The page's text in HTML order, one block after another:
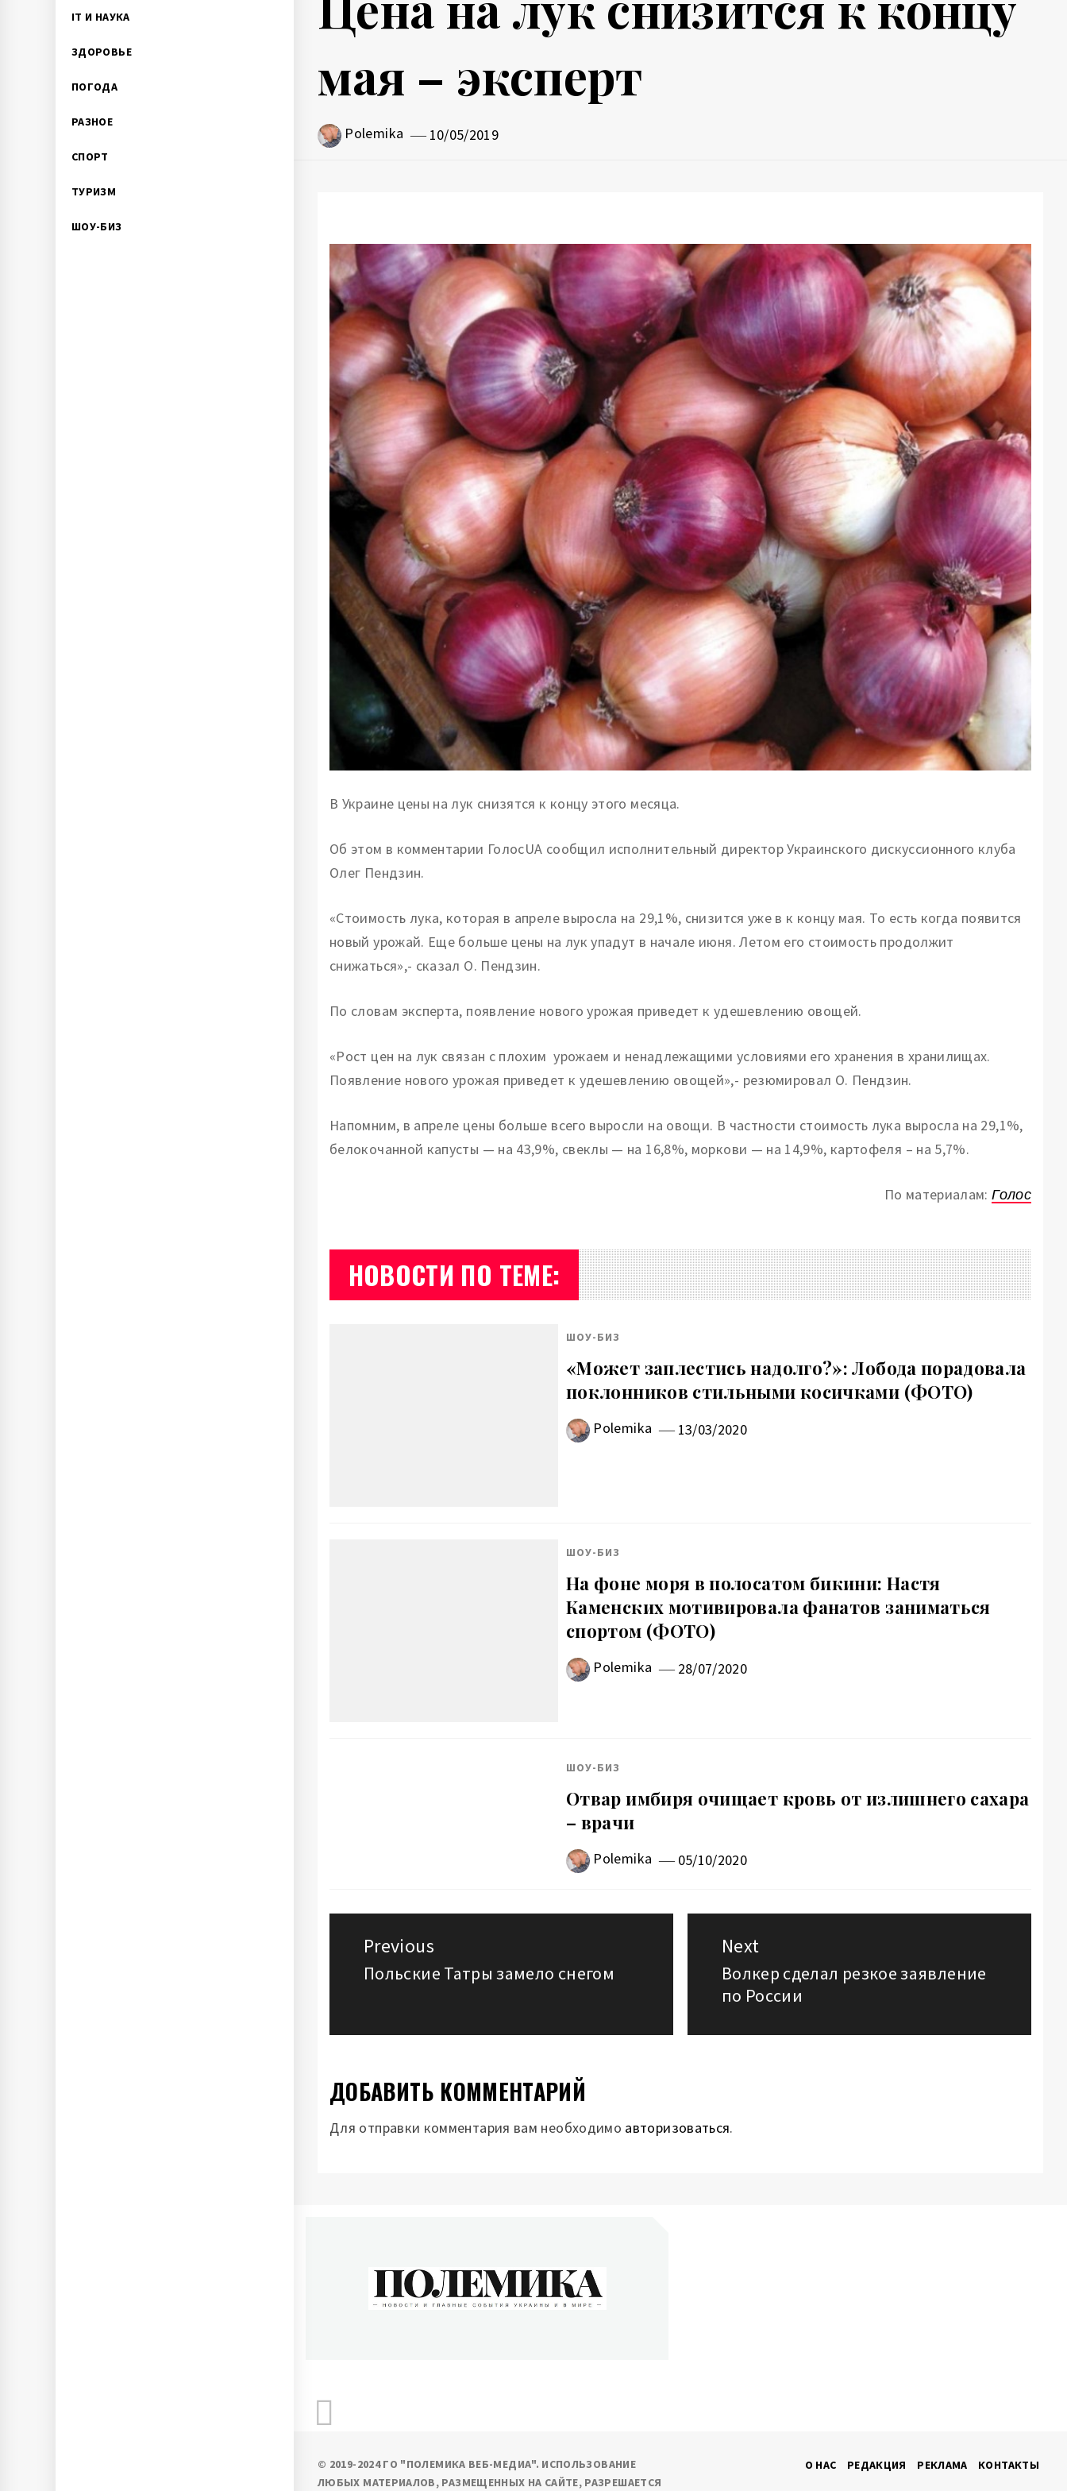
IT И НАУКА
ЗДОРОВЬЕ
ПОГОДА
РАЗНОЕ
СПОРТ
ТУРИЗМ
ШОУ-БИЗ
мая – эксперт
Polemika 10/05/2019
В Украине цены на лук снизятся к концу этого месяца.
Об этом в комментарии ГолосUA сообщил исполнительный директор Украинского дискуссионного клуба
Олег Пендзин.
«Стоимость лука, которая в апреле выросла на 29,1%, снизится уже в к концу мая. То есть когда появится
новый урожай. Еще больше цены на лук упадут в начале июня. Летом его стоимость продолжит
снижаться»,- сказал О. Пендзин.
По словам эксперта, появление нового урожая приведет к удешевлению овощей.
«Рост цен на лук связан с плохим урожаем и ненадлежащими условиями его хранения в хранилищах.
Появление нового урожая приведет к удешевлению овощей»,- резюмировал О. Пендзин.
Напомним, в апреле цены больше всего выросли на овощи. В частности стоимость лука выросла на 29,1%,
белокочанной капусты — на 43,9%, свеклы — на 16,8%, моркови — на 14,9%, картофеля – на 5,7%.
По материалам:Голос
НОВОСТИ ПО ТЕМЕ:
ШОУ-БИЗ
«Может заплестись надолго?»: Лобода порадовала
поклонников стильными косичками (ФОТО)
Polemika 13/03/2020
ШОУ-БИЗ
На фоне моря в полосатом бикини: Настя
Каменских мотивировала фанатов заниматься
спортом (ФОТО)
Polemika 28/07/2020
ШОУ-БИЗ
Отвар имбиря очищает кровь от излишнего сахара
– врачи
Polemika 05/10/2020
Навигация
Previous
Previous
Польские Татры замело снегом
Next
Next
post:
Волкер сделал резкое заявление
по России
ДОБАВИТЬ КОММЕНТАРИЙ
Для отправки комментария вам необходимо авторизоваться.
© 2019-2024 ГО "ПОЛЕМИКА ВЕБ-МЕДИА". ИСПОЛЬЗОВАНИЕ
ЛЮБЫХ МАТЕРИАЛОВ, РАЗМЕЩЕННЫХ НА САЙТЕ, РАЗРЕШАЕТСЯ
О НАС РЕДАКЦИЯ РЕКЛАМА КОНТАКТЫ